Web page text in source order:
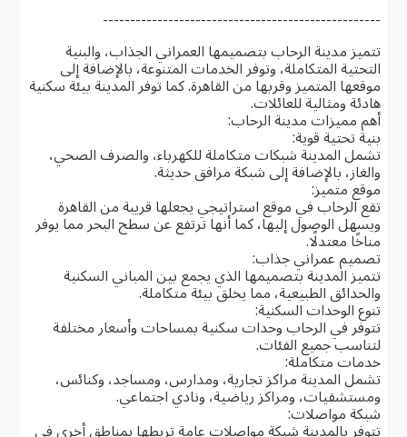
---------------------------------------------------
تتميز مدينة الرحاب بتصميمها العمراني الجذاب، والبنية
التحتية المتكاملة، وتوفر الخدمات المتنوعة، بالإضافة إلى
موقعها المتميز وقربها من القاهرة. كما توفر المدينة بيئة سكنية
هادئة ومثالية للعائلات.
أهم مميزات مدينة الرحاب:
بنية تحتية قوية:
تشمل المدينة شبكات متكاملة للكهرباء، والصرف الصحي،
والغاز، بالإضافة إلى شبكة مرافق حديثة.
موقع متميز:
تقع الرحاب في موقع استراتيجي يجعلها قريبة من القاهرة
ويسهل الوصول إليها، كما أنها ترتفع عن سطح البحر مما يوفر
مناخًا معتدلًا.
تصميم عمراني جذاب:
تتميز المدينة بتصميمها الذي يجمع بين المباني السكنية
والحدائق الطبيعية، مما يخلق بيئة متكاملة.
تنوع الوحدات السكنية:
تتوفر في الرحاب وحدات سكنية بمساحات وأسعار مختلفة
لتناسب جميع الفئات.
خدمات متكاملة:
تشمل المدينة مراكز تجارية، ومدارس، ومساجد، وكنائس،
ومستشفيات، ومراكز رياضية، ونادي اجتماعي.
شبكة مواصلات:
تتوفر بالمدينة شبكة مواصلات عامة تربطها بمناطق أخرى في